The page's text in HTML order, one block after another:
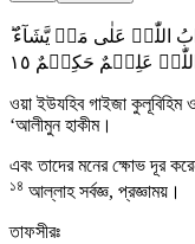
عَلٰی مَنۡ یَّشَآءُ
عَلِیۡمٌ حَکِیۡمٌ ١٥
ওয়া ইউযহিব গাইজা কুলূবিহিম
‘আলীমুন হাকীম।
এবং তাদের মনের ক্ষোভ দূর
১৪ আল্লাহ সর্বজ্ঞ, প্রজ্ঞাময়।
তাফসীরঃ